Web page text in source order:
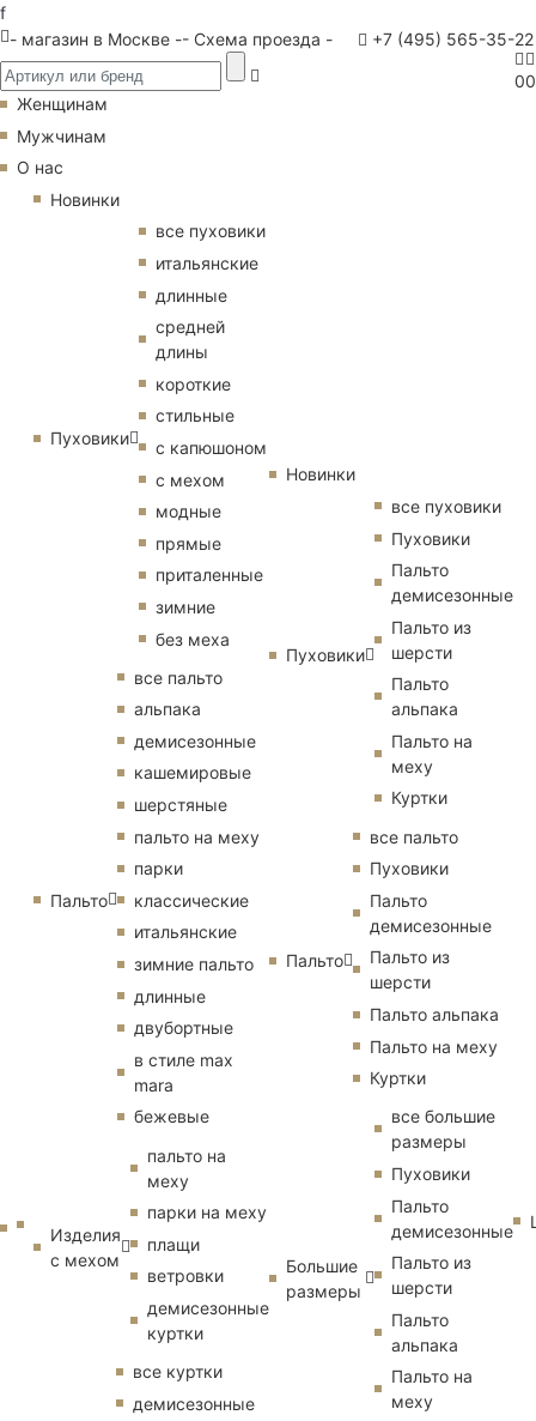
f
- магазин в Москве -- Схема проезда - +7 (495) 565-35-22
00
Женщинам
Мужчинам
О нас
Новинки
Пуховики
все пуховики
итальянские
длинные
средней
длины
короткие
стильные
с капюшоном
с мехом
модные
прямые
приталенные
зимние
без меха
Пальто
все пальто
альпака
демисезонные
кашемировые
шерстяные
пальто на меху
парки
классические
итальянские
зимние пальто
длинные
двубортные
в стиле max
mara
бежевые
Изделия
с мехом
пальто на
меху
парки на меху
плащи
ветровки
демисезонные
куртки
все куртки
демисезонные
Новинки
Пуховики
все пуховики
Пуховики
Пальто
демисезонные
Пальто из
шерсти
Пальто
альпака
Пальто на
меху
Куртки
Пальто
все пальто
Пуховики
Пальто
демисезонные
Пальто из
шерсти
Пальто альпака
Пальто на меху
Куртки
Большие
размеры
все большие
размеры
Пуховики
Пальто
демисезонные
Пальто из
шерсти
Пальто
альпака
Пальто на
меху